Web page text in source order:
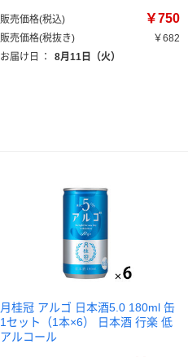
販売価格(税込) ￥750
販売価格(税抜き)
￥682
お届け日
： 8月11日（火）
月桂冠 アルゴ 日本酒5.0 180ml 缶
1セット（1本×6） 日本酒 行楽 低
アルコール